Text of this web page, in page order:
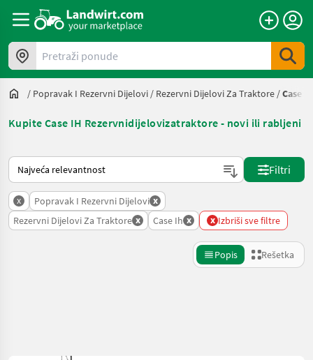
Pretraži ponude
/ Popravak I Rezervni Dijelovi / Rezervni Dijelovi Za Traktore /Case Ih
Kupite Case IH Rezervnidijelovizatraktore - novi ili rabljeni
Tako se sortira na Landwirt.com
Filtri
x Popravak I Rezervni Dijelovi x
Rezervni Dijelovi Za Traktore x Case Ih x x Izbriši sve filtre
Popis Rešetka